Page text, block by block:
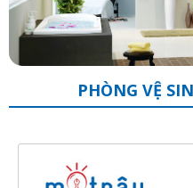
PHÒNG VỆ